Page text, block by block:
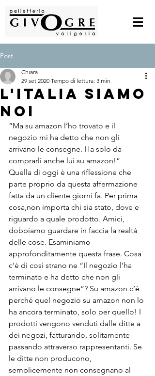
Post
L'Italia siamo
noi
Chiara
29 set 2020 Tempo di lettura: 3 min
“Ma su amazon l’ho trovato e il
negozio mi ha detto che non gli
arrivano le consegne. Ha solo da
comprarli anche lui su amazon!”
Quella di oggi è una riflessione che
parte proprio da questa affermazione
fatta da un cliente giorni fa. Per prima
cosa,non importa chi sia stato, dove e
riguardo a quale prodotto. Amici,
dobbiamo guardare in faccia la realtà
delle cose. Esaminiamo
approfonditamente questa frase. Cosa
c’è di così strano ne “Il negozio l’ha
terminato e ha detto che non gli
arrivano le consegne”? Su amazon c’è
perché quel negozio su amazon non lo
ha ancora terminato, solo per quello! I
prodotti vengono venduti dalle ditte a
dei negozi, fatturando, solitamente
passando attraverso rappresentanti. Se
le ditte non producono,
semplicemente non consegnano al